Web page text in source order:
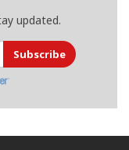
updated.
Subscribe